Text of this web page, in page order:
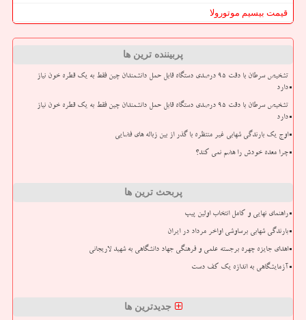
قیمت بیسیم موتورولا
پربیننده ترین ها
تشخیص سرطان با دقت ۹۵ درصدی دستگاه قابل حمل دانشمندان چین فقط به یک قطره خون نیاز
دارد
تشخیص سرطان با دقت ۹۵ درصدی دستگاه قابل حمل دانشمندان چین فقط به یک قطره خون نیاز
دارد
اوج یک بارندگی شهابی غیر منتظره با گذر از بین زباله های فضایی
چرا معده خودش را هضم نمی کند؟
پربحث ترین ها
راهنمای نهایی و کامل انتخاب اولین پیپ
بارندگی شهابی برساوشی اواخر مرداد در ایران
اهدای جایزه چهره برجسته علمی و فرهنگی جهاد دانشگاهی به شهید لاریجانی
آزمایشگاهی به اندازه یک کف دست
جدیدترین ها